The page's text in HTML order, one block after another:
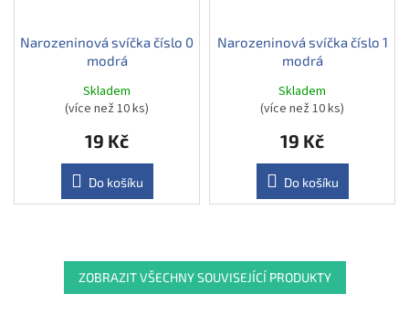
Narozeninová svíčka číslo 0
modrá
Skladem
(více než 10 ks)
19 Kč
Do košíku
Narozeninová svíčka číslo 1
modrá
Skladem
(více než 10 ks)
19 Kč
Do košíku
ZOBRAZIT VŠECHNY SOUVISEJÍCÍ PRODUKTY